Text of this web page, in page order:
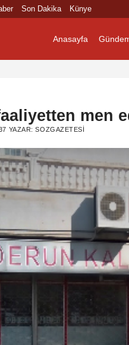
Son Dakika Künye
Anasayfa
men
YAZAR:SOZGAZETESI